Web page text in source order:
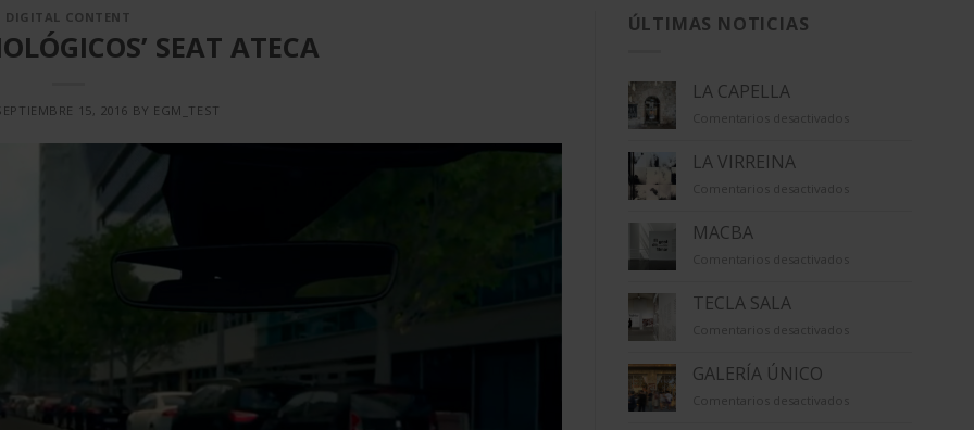
DIGITAL CONTENT
SEAT ATECA
15, 2016 BY EGM_TEST
ÚLTIMAS NOTICIAS
LA CAPELLA
Comentarios desactivados
LA VIRREINA
Comentarios desactivados
MACBA
Comentarios desactivados
TECLA SALA
Comentarios desactivados
GALERÍA ÚNICO
Comentarios desactivados